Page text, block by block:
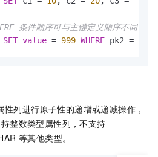
条件顺序可与主键定义顺序不同
SET value = 999 WHERE pk2 =
列进行原子性的递增或递减操作，
整数类型属性列，不支持
等其他类型。